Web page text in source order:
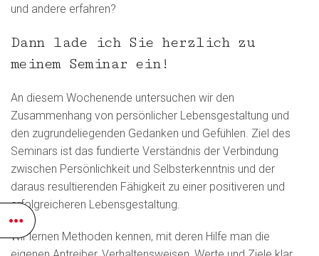
und andere erfahren?
Dann lade ich Sie herzlich zu
meinem Seminar ein!
An diesem Wochenende untersuchen wir den
Zusammenhang von persönlicher Lebensgestaltung und
den zugrundeliegenden Gedanken und Gefühlen. Ziel des
Seminars ist das fundierte Verständnis der Verbindung
zwischen Persönlichkeit und Selbsterkenntnis und der
daraus resultierenden Fähigkeit zu einer positiveren und
erfolgreicheren Lebensgestaltung.
Wir lernen Methoden kennen, mit deren Hilfe man die